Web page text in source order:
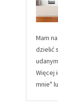
Mam
dzielić
Więcej
mnie"